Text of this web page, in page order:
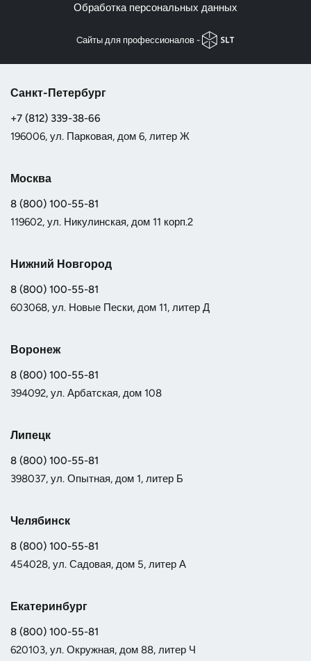
Обработка персональных данных
Cайты для профессионалов -
Санкт-Петербург
+7 (812) 339-38-66
196006, ул. Парковая, дом 6, литер Ж
Москва
8 (800) 100-55-81
119602, ул. Никулинская, дом 11 корп.2
Нижний Новгород
8 (800) 100-55-81
603068, ул. Новые Пески, дом 11, литер Д
Воронеж
8 (800) 100-55-81
394092, ул. Арбатская, дом 108
Липецк
8 (800) 100-55-81
398037, ул. Опытная, дом 1, литер Б
Челябинск
8 (800) 100-55-81
454028, ул. Садовая, дом 5, литер А
Екатеринбург
8 (800) 100-55-81
620103, ул. Окружная, дом 88, литер Ч